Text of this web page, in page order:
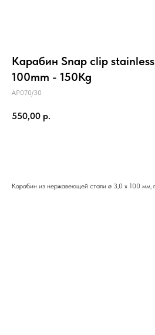
Карабин Snap clip
100mm - 150Kg
AP070/30
550,00 р.
Карабин из нержавеющей стали ø 3,0 x 100 мм,